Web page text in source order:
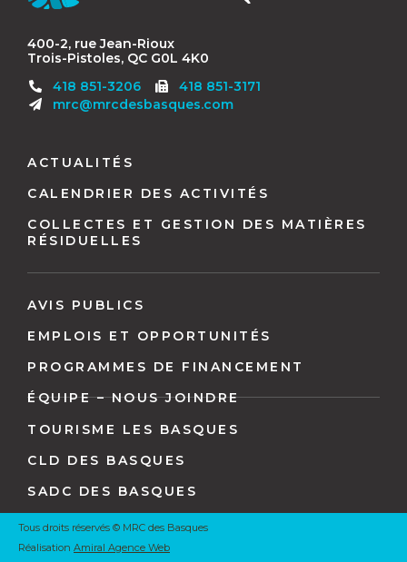
400-2, rue Jean-Rioux
Trois-Pistoles, QC G0L 4K0
418 851-3206
Télécopieur
:
418 851-3171
mrc@mrcdesbasques.com
pied
de
page
ACTUALITÉS
CALENDRIER DES ACTIVITÉS
COLLECTES ET GESTION DES MATIÈRES
RÉSIDUELLES
AVIS PUBLICS
EMPLOIS ET OPPORTUNITÉS
PROGRAMMES DE FINANCEMENT
ÉQUIPE – NOUS JOINDRE
TOURISME LES BASQUES
CLD DES BASQUES
SADC DES BASQUES
Tous droits réservés © MRC des Basques
Réalisation Amiral Agence Web